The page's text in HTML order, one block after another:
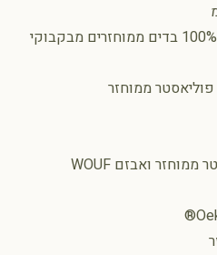
הרכב חומרים בר קיימא: עשוי 100% בדים ממוחזרים מבקבוקי
רוכסן YKK עם דפנות פוליאסטר ממוחזר ואבזם WOUF